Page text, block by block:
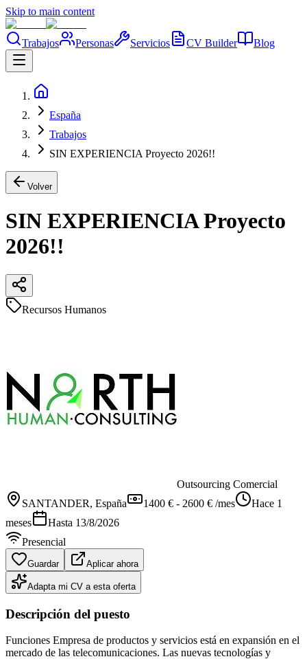
Skip to main content
Trabajos Personas Servicios CV Builder Blog
España
Trabajos
SIN EXPERIENCIA Proyecto 2026!!
Volver
SIN EXPERIENCIA Proyecto
2026!!
Recursos Humanos
Outsourcing Comercial
SANTANDER, España 1400 € - 2600 € /mes
Hace 1
meses
Hasta 13/8/2026
Presencial
Guardar Aplicar ahora
Adapta mi CV a esta oferta
Descripción del puesto
Funciones Empresa de productos y servicios está en expansión en el
mercado de las telecomunicaciones. Las nuevas tecnologías y